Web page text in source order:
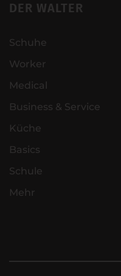
DER WALTER
Schuhe
Worker
Medical
Business & Service
Küche
Basics
Schule
Mehr